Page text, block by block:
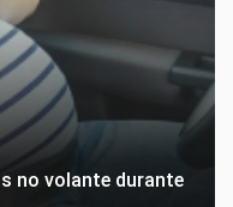
no volante durante